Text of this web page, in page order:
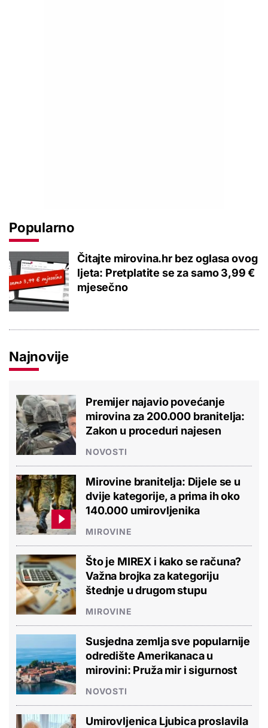
Popularno
Čitajte mirovina.hr bez oglasa ovog
ljeta: Pretplatite se za samo 3,99 €
mjesečno
Najnovije
Premijer najavio povećanje
mirovina za 200.000 branitelja:
Zakon u proceduri najesen
NOVOSTI
Mirovine branitelja: Dijele se u
dvije kategorije, a prima ih oko
140.000 umirovljenika
MIROVINE
Što je MIREX i kako se računa?
Važna brojka za kategoriju
štednje u drugom stupu
MIROVINE
Susjedna zemlja sve popularnije
odredište Amerikanaca u
mirovini: Pruža mir i sigurnost
NOVOSTI
Umirovljenica Ljubica proslavila